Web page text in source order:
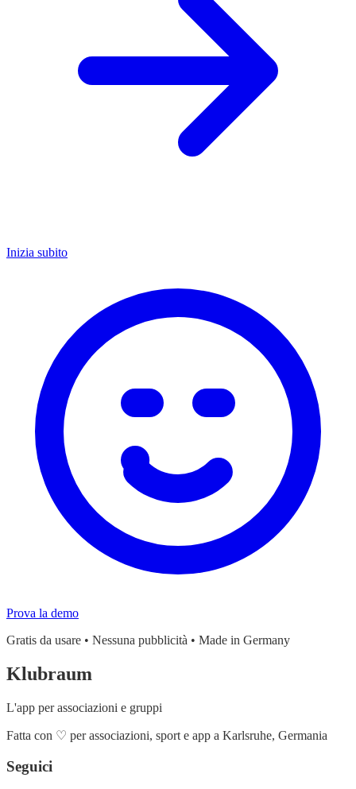
Inizia subito
Prova la demo
Gratis da usare • Nessuna pubblicità • Made in Germany
Klubraum
L'app per associazioni e gruppi
Fatta con ♡ per associazioni, sport e app a Karlsruhe, Germania
Seguici